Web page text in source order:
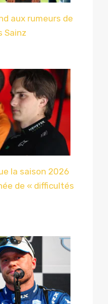
aux rumeurs de
Sainz
la saison 2026
de « difficultés